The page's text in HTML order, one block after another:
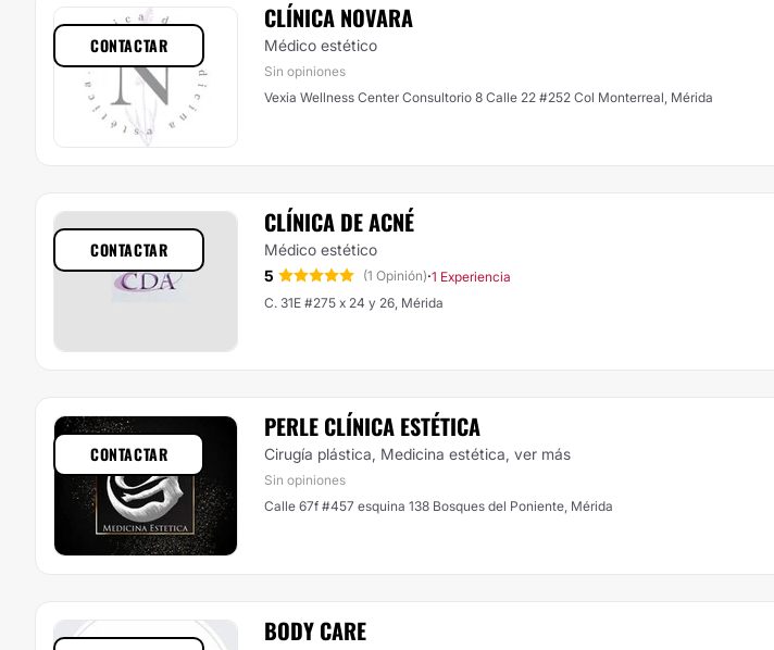
CLÍNICA NOVARA
Médico estético
Sin opiniones
Vexia Wellness Center Consultorio 8 Calle 22 #252 Col Monterreal, Mérida
CONTACTAR
CLÍNICA DE ACNÉ
Médico estético
5
(1 Opinión)·1 Experiencia
C. 31E #275 x 24 y 26, Mérida
CONTACTAR
PERLE CLÍNICA ESTÉTICA
Cirugía plástica, Medicina estética, ver más
Sin opiniones
Calle 67f #457 esquina 138 Bosques del Poniente, Mérida
CONTACTAR
BODY CARE